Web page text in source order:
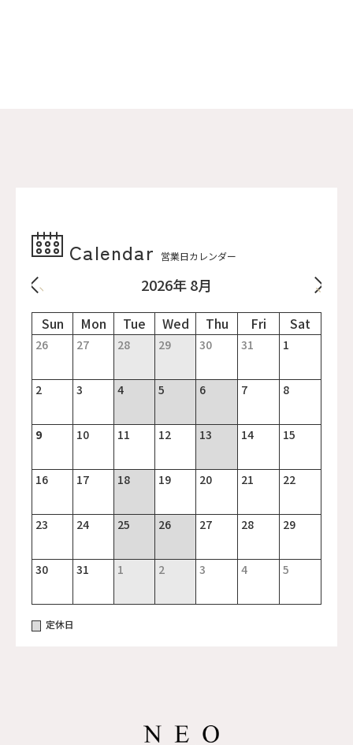
Calendar 営業日カレンダー
2026年 8月
26 27 28 29 30 31 1
2 3 4 5 6 7 8
9 10 11 12 13 14 15
16 17 18 19 20 21 22
23 24 25 26 27 28 29
30 31 1 2 3 4 5
定休日